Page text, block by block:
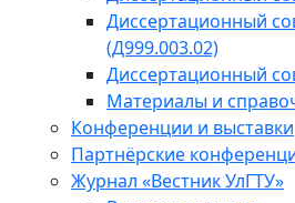
Диссертационный
(Д999.003.02)
Диссертационный
Материалы и
Конференции и выставки
Партнёрские
Журнал «Вестник УлГТУ»